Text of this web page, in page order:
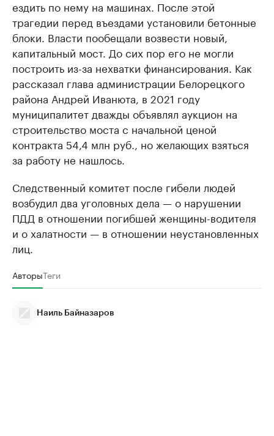
ездить по нему на машинах. После этой
трагедии перед въездами установили бетонные
блоки. Власти пообещали возвести новый,
капитальный мост. До сих пор его не могли
построить из-за нехватки финансирования. Как
рассказал глава администрации Белорецкого
района Андрей Иванюта, в 2021 году
муниципалитет дважды объявлял аукцион на
строительство моста с начальной ценой
контракта 54,4 млн руб., но желающих взяться
за работу не нашлось.
Следственный комитет после гибели людей
возбудил два уголовных дела — о нарушении
ПДД в отношении погибшей женщины-водителя
и о халатности — в отношении неустановленных
лиц.
АвторыТеги
Наиль Байназаров